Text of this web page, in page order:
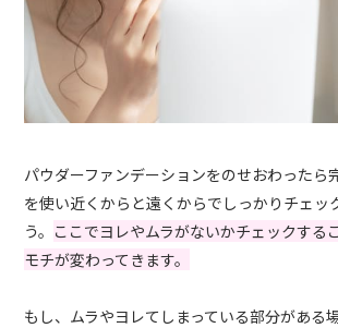
パウダーファンデーションをのせおわったら
を使い近くからと遠くからでしっかりチェッ
う。 ここでヨレやムラがないかチェックする
モチが変わってきます。
もし、ムラやヨレてしまっている部分がある